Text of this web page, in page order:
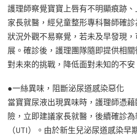
護理師察覺寶寶上唇有不明顯痕跡
家長就醫，經兒童整形專科醫師確
狀況外觀不易察覺，若未及早發現
展。確診後，護理團隊隨即提供相
對未來的挑戰，降低面對未知的不安
●一絲異味，阻斷泌尿道感染惡化
當寶寶尿液出現異味時，護理師憑
險，立即建議家長就醫，後續確診
（UTI）。由於新生兒泌尿道感染